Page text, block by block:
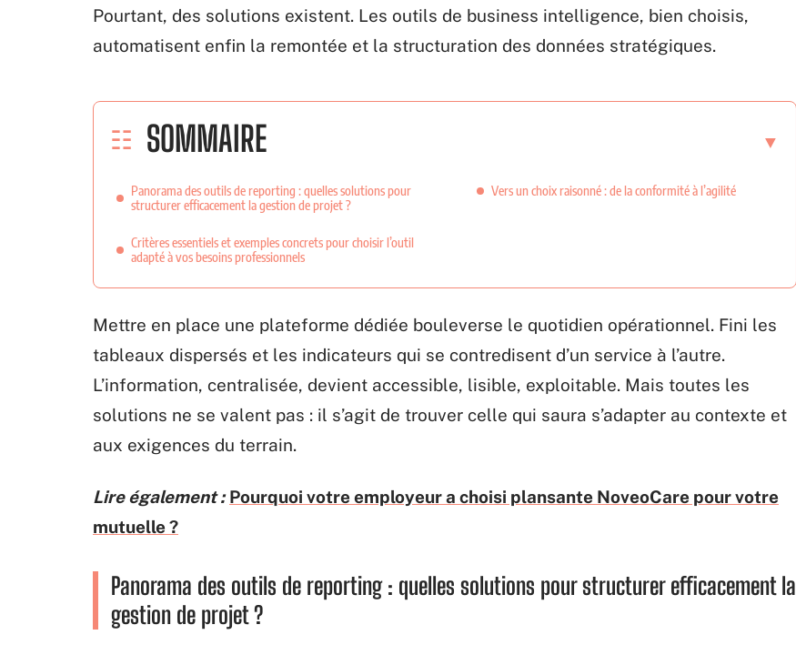
Pourtant, des solutions existent. Les outils de business intelligence, bien choisis,
automatisent enfin la remontée et la structuration des données stratégiques.
SOMMAIRE
Panorama des outils de reporting : quelles solutions pour
structurer efficacement la gestion de projet ?
Critères essentiels et exemples concrets pour choisir l’outil
adapté à vos besoins professionnels
Vers un choix raisonné : de la conformité à l’agilité
Mettre en place une plateforme dédiée bouleverse le quotidien opérationnel. Fini les
tableaux dispersés et les indicateurs qui se contredisent d’un service à l’autre.
L’information, centralisée, devient accessible, lisible, exploitable. Mais toutes les
solutions ne se valent pas : il s’agit de trouver celle qui saura s’adapter au contexte et
aux exigences du terrain.
Lire également : Pourquoi votre employeur a choisi plansante NoveoCare pour votre
mutuelle ?
Panorama des outils de reporting : quelles solutions pour structurer efficacement la
gestion de projet ?